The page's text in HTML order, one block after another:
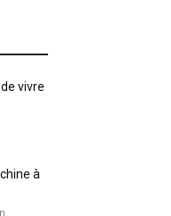
vivre
à